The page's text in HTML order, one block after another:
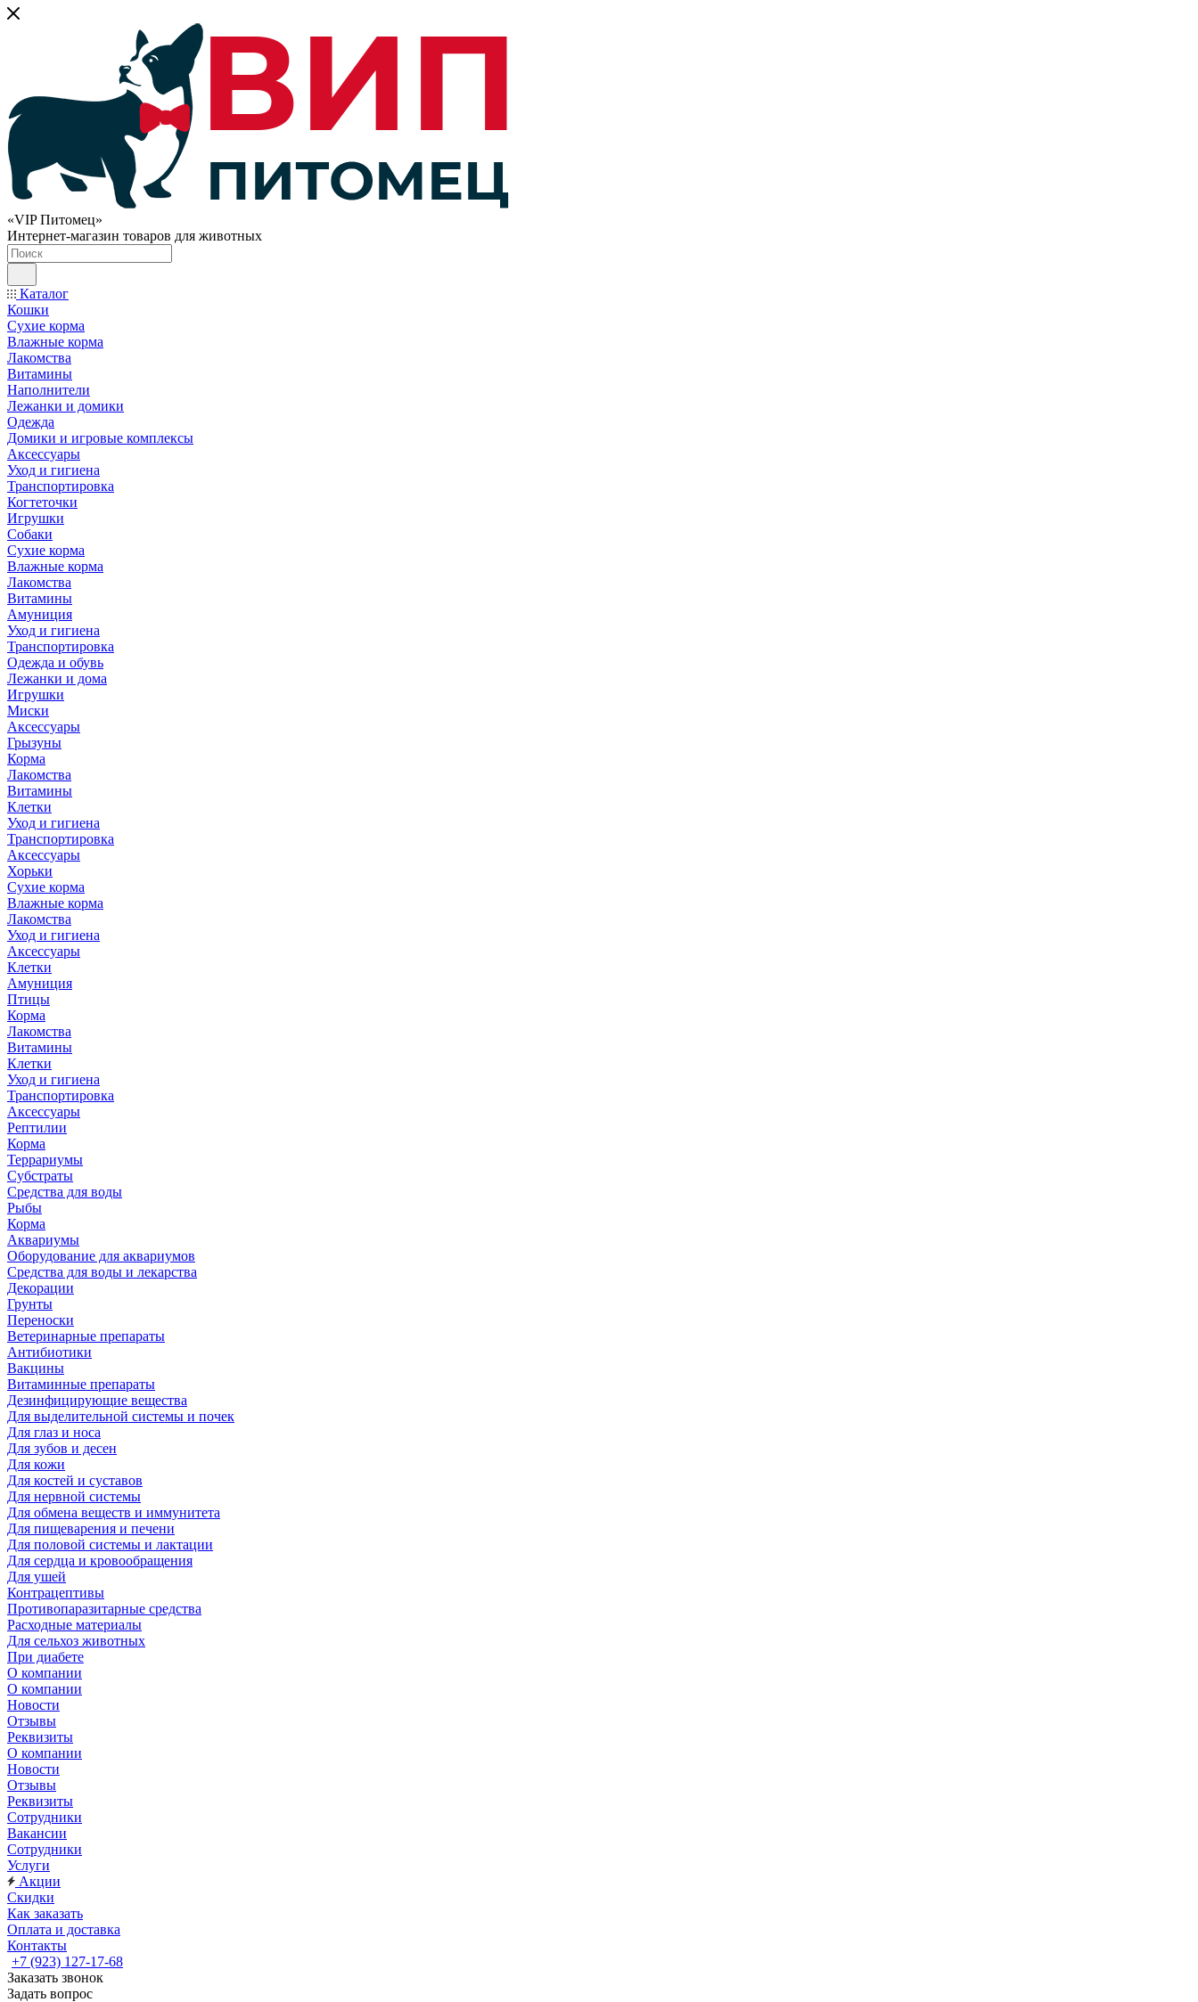
«VIP Питомец»
Интернет-магазин товаров для животных
Каталог
Кошки
Сухие корма
Влажные корма
Лакомства
Витамины
Наполнители
Лежанки и домики
Одежда
Домики и игровые комплексы
Аксессуары
Уход и гигиена
Транспортировка
Когтеточки
Игрушки
Собаки
Сухие корма
Влажные корма
Лакомства
Витамины
Амуниция
Уход и гигиена
Транспортировка
Одежда и обувь
Лежанки и дома
Игрушки
Миски
Аксессуары
Грызуны
Корма
Лакомства
Витамины
Клетки
Уход и гигиена
Транспортировка
Аксессуары
Хорьки
Сухие корма
Влажные корма
Лакомства
Уход и гигиена
Аксессуары
Клетки
Амуниция
Птицы
Корма
Лакомства
Витамины
Клетки
Уход и гигиена
Транспортировка
Аксессуары
Рептилии
Корма
Террариумы
Субстраты
Средства для воды
Рыбы
Корма
Аквариумы
Оборудование для аквариумов
Средства для воды и лекарства
Декорации
Грунты
Переноски
Ветеринарные препараты
Антибиотики
Вакцины
Витаминные препараты
Дезинфицирующие вещества
Для выделительной системы и почек
Для глаз и носа
Для зубов и десен
Для кожи
Для костей и суставов
Для нервной системы
Для обмена веществ и иммунитета
Для пищеварения и печени
Для половой системы и лактации
Для сердца и кровообращения
Для ушей
Контрацептивы
Противопаразитарные средства
Расходные материалы
Для сельхоз животных
При диабете
О компании
О компании
Новости
Отзывы
Реквизиты
О компании
Новости
Отзывы
Реквизиты
Сотрудники
Вакансии
Сотрудники
Услуги
Акции
Скидки
Как заказать
Оплата и доставка
Контакты
+7 (923) 127-17-68
Заказать звонок
Задать вопрос